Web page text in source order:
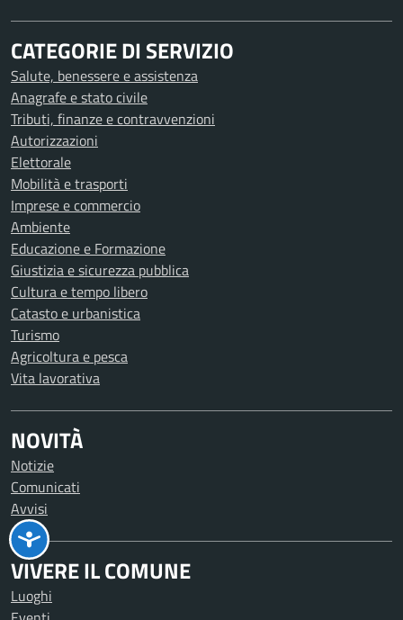
CATEGORIE DI SERVIZIO
Salute, benessere e assistenza
Anagrafe e stato civile
Tributi, finanze e contravvenzioni
Autorizzazioni
Elettorale
Mobilità e trasporti
Imprese e commercio
Ambiente
Educazione e Formazione
Giustizia e sicurezza pubblica
Cultura e tempo libero
Catasto e urbanistica
Turismo
Agricoltura e pesca
Vita lavorativa
NOVITÀ
Notizie
Comunicati
Avvisi
VIVERE IL COMUNE
Luoghi